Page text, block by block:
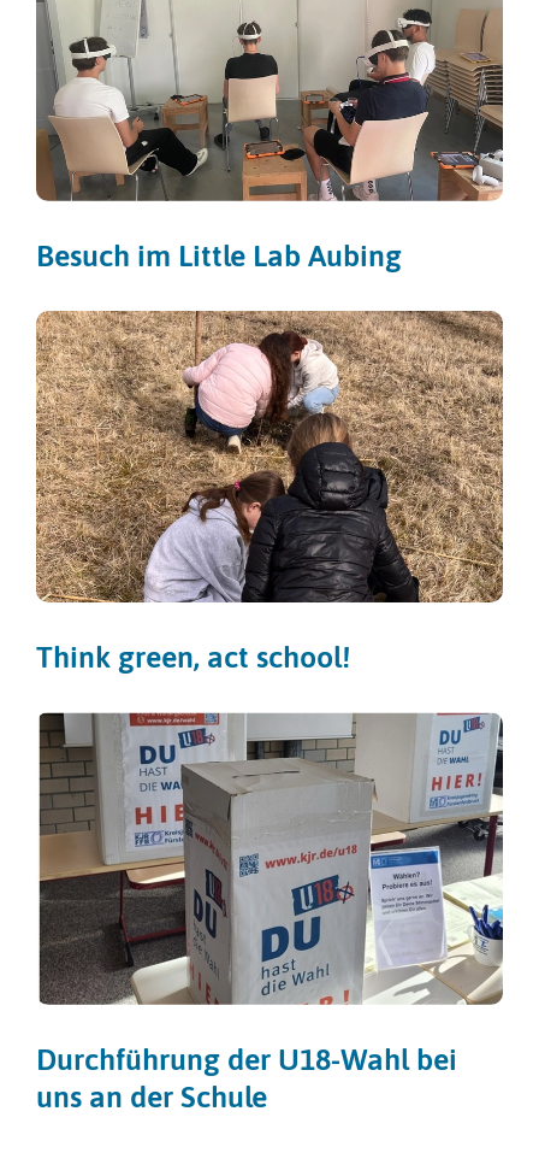
Besuch im Little Lab Aubing
Think green, act school!
Durchführung der U18-Wahl bei
uns an der Schule